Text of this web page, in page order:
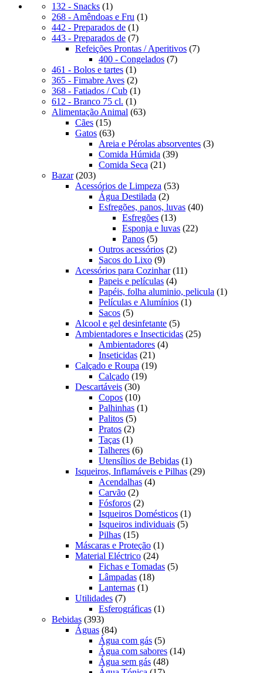
132 - Snacks 11
produto
268 - Amêndoas e Fru 11
442 - Preparados de 11
produto
443 - Preparados de 77
produtos
Refeições Prontas / Aperitivos 77
400 - Congelados 77
461 - Bolos e tartes 11
produto
365 - Fimabre Aves 22
produtos
368 - Fatiados / Cub 11
612 - Branco 75 cl. 11
produto
Alimentação Animal 6363
Cães 1515
produtos
Gatos 6363
produtos
Areia e Pérolas absorventes 33
Comida Húmida 3939
Comida Seca 2121
Bazar 203203
produtos
Acessórios de Limpeza 5353
Água Destilada 22
produtos
Esfregões, panos, luvas 4040
Esfregões 1313
produtos
Esponja e luvas 2222
Panos 55
produtos
Outros acessórios 22
Sacos do Lixo 99
produtos
Acessórios para Cozinhar 1111
Papeis e películas 44
produtos
Papéis, folha aluminio, pelicula 11
Películas e Alumínios 11
Sacos 55
produtos
Alcool e gel desinfetante 55
produtos
Ambientadores e Insecticidas 2525
Ambientadores 44
Inseticidas 2121
produtos
Calçado e Roupa 1919
Calçado 1919
Descartáveis 3030
produtos
Copos 1010
produtos
Palhinhas 11
Palitos 55
produtos
Pratos 22
produtos
Taças 11
produto
Talheres 66
produtos
Utensílios de Bebidas 11
produto
Isqueiros, Inflamáveis e Pilhas 2929
Acendalhas 44
Carvão 22
produtos
Fósforos 22
produtos
Isqueiros Domésticos 11
produto
Isqueiros individuais 55
Pilhas 1515
produtos
Máscaras e Proteção 11
Material Eléctrico 2424
produtos
Fichas e Tomadas 55
Lâmpadas 1818
Lanternas 11
Utilidades 77
produtos
Esferográficas 11
Bebidas 393393
produtos
Águas 8484
produtos
Água com gás 55
produtos
Água com sabores 1414
Água sem gás 4848